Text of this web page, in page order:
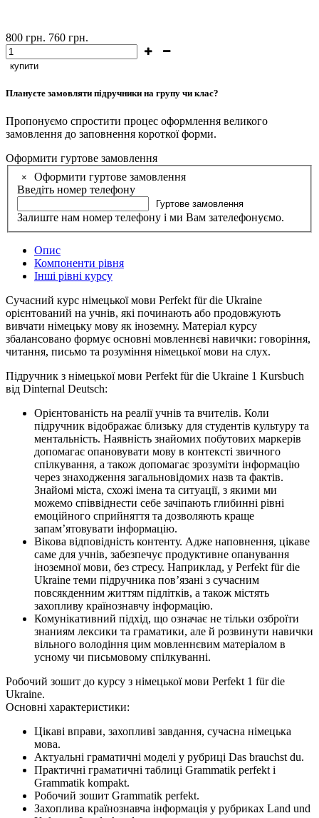
800 грн. 760 грн.
купити
Плануєте замовляти підручники на групу чи клас?
Пропонуємо спростити процес оформлення великого
замовлення до заповнення короткої форми.
Оформити гуртове замовлення
×
Оформити гуртове замовлення
Введіть номер телефону
Гуртове замовлення
Залиште нам номер телефону і ми Вам зателефонуємо.
Опис
Компоненти рівня
Інші рівні курсу
Сучасний курс німецької мови Perfekt für die Ukraine
орієнтований на учнів, які починають або продовжують
вивчати німецьку мову як іноземну. Матеріал курсу
збалансовано формує основні мовленнєві навички: говоріння,
читання, письмо та розуміння німецької мови на слух.
Підручник з німецької мови Perfekt für die Ukraine 1 Kursbuch
від Dinternal Deutsch:
Орієнтованість на реалії учнів та вчителів. Коли
підручник відображає близьку для студентів культуру та
ментальність. Наявність знайомих побутових маркерів
допомагає опановувати мову в контексті звичного
спілкування, а також допомагає зрозуміти інформацію
через знаходження загальновідомих назв та фактів.
Знайомі міста, схожі імена та ситуації, з якими ми
можемо співвіднести себе зачіпають глибинні рівні
емоційного сприйняття та дозволяють краще
запам’ятовувати інформацію.
Вікова відповідність контенту. Адже наповнення, цікаве
саме для учнів, забезпечує продуктивне опанування
іноземної мови, без стресу. Наприклад, у Perfekt für die
Ukraine теми підручника пов’язані з сучасним
повсякденним життям підлітків, а також містять
захопливу країнознавчу інформацію.
Комунікативний підхід, що означає не тільки озброїти
знаниям лексики та граматики, але й розвинути навички
вільного володіння цим мовленнєвим матеріалом в
усному чи письмовому спілкуванні.
Робочий зошит до курсу з німецької мови Perfekt 1 für die
Ukraine.
Основні характеристики:
Цікаві вправи, захопливі завдання, сучасна німецька
мова.
Актуальні граматичні моделі у рубриці Das brauchst du.
Практичні граматичні таблиці Grammatik perfekt і
Grammatik kompakt.
Робочий зошит Grammatik perfekt.
Захоплива країнознавча інформація у рубриках Land und